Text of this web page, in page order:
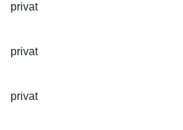
privat
privat
privat